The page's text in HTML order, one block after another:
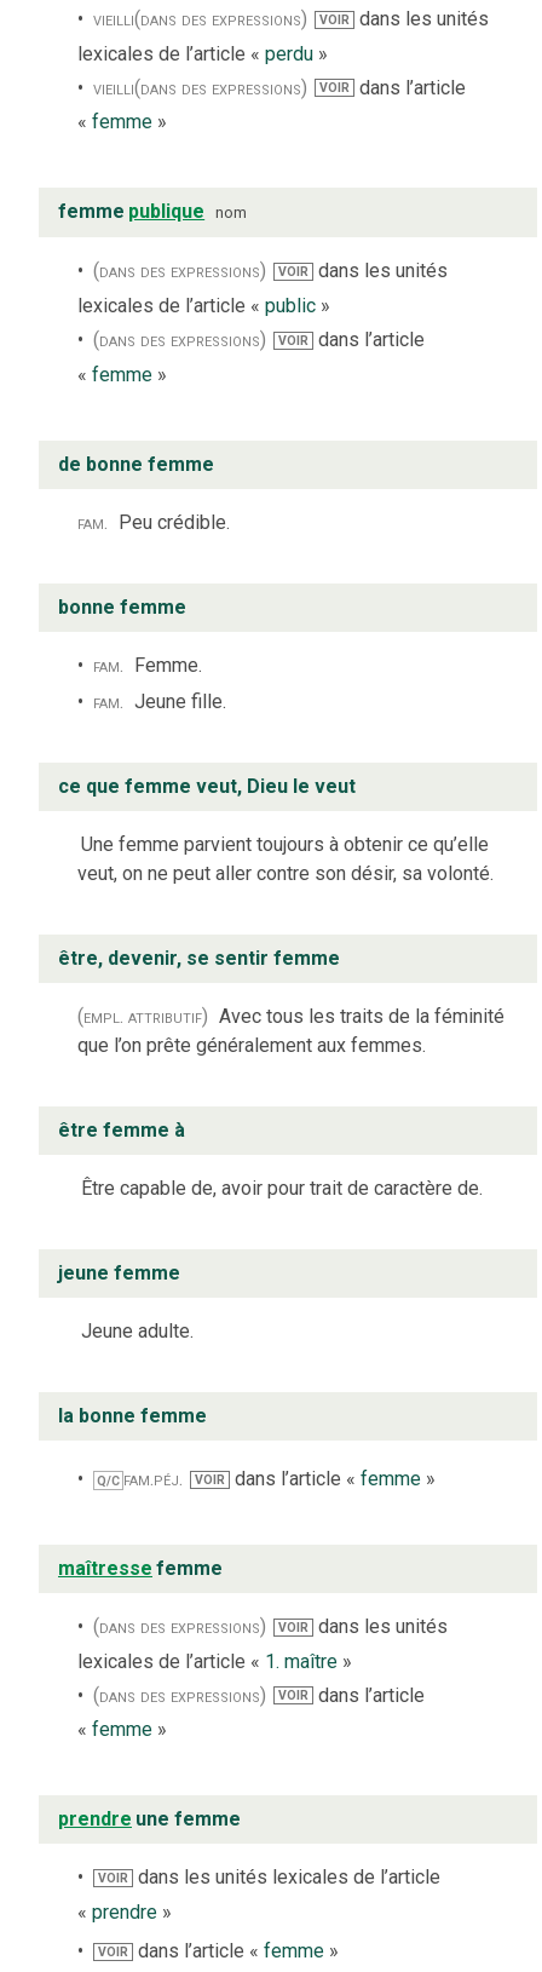
vieilli(dans des expressions) VOIR dans les unités
lexicales de l’article « perdu »
vieilli(dans des expressions) VOIR
dans l’article
« femme »
femme publique nom
(dans des expressions) VOIR
dans les unités
lexicales de l’article « public »
(dans des expressions)
VOIR dans l’article
« femme »
de bonne femme
fam. Peu crédible.
bonne femme
fam. Femme.
fam. Jeune fille.
ce que femme veut, Dieu le veut
Une femme parvient toujours à obtenir ce qu’elle
veut, on ne peut aller contre son désir, sa volonté.
être, devenir, se sentir femme
(empl. attributif) Avec tous les traits de la féminité
que l’on prête généralement aux femmes.
être femme à
Être capable de, avoir pour trait de caractère de.
jeune femme
Jeune adulte.
la bonne femme
Q/C fam.péj. VOIR dans l’article «femme »
maîtresse femme
(dans des expressions) VOIR dans les unités
lexicales de l’article « 1. maître »
(dans des expressions)
VOIR
dans l’article
« femme »
prendre une femme
VOIR
dans les unités lexicales de l’article
« prendre »
VOIR dans l’article «femme »